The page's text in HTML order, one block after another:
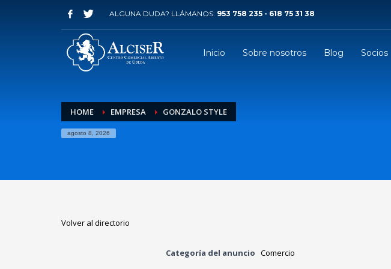
ALGUNA DUDA? LLÁMANOS: 953 758 235 - 618 75 31 38
Inicio Sobre nosotros Blog Socios
HOME EMPRESA GONZALO STYLE
agosto 8, 2026
Volver al directorio
Categoría del anuncio Comercio